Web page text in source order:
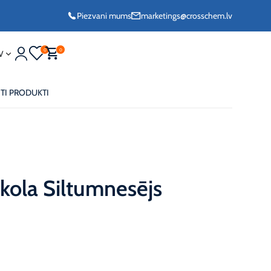
Piezvani mums marketings@crosschem.lv
0 0
PRODUKTI
Siltumnesējs